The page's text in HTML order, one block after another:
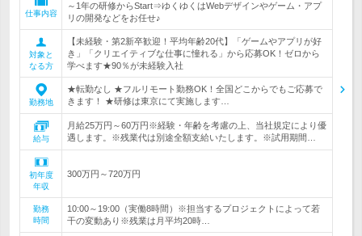
仕事内容
～1年の研修からStart⇒ゆくゆくはWebデザインやゲーム・アプ
リの開発などをお任せ♪
対象と
なる方
【未経験・第2新卒歓迎！平均年齢20代】「ゲームやアプリが好
き」「クリエイティブな仕事に憧れる」から応募OK！ゼロから
学べます★90％が未経験入社
勤務地
★転勤なし ★フルリモート勤務OK！全国どこからでもご応募で
きます！ ★研修は東京にて実施します…
給与
月給25万円～60万円※経験・年齢を考慮の上、当社規定により優
遇します。※残業代は別途全額支給いたします。※試用期間…
初年度
年収
300万円～720万円
勤務
時間
10:00～19:00（実働8時間）※担当するプロジェクトによって若
干の変動あり※残業は月平均20時…